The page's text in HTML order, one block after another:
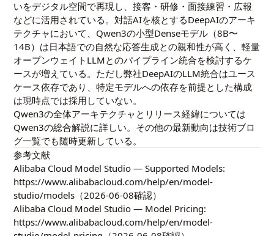
いをデジタル空間で再現し、接客・研修・面接練習・広報
などに活用されている。対話AIを核とするDeepAIのアーキ
テクチャにおいて、Qwen3の小型Denseモデル（8B〜
14B）は日本語での自然な応答生成との親和性が高く、軽量
オープンウェイトLLMとのパイプライン統合を検討するケ
ースが増えている。ただし弊社DeepAIのLLM統合はユース
ケース依存であり、特定モデルへの依存を前提とした構成
は現時点では採用していない。
Qwen3の全体アーキテクチャとリリース経緯については
Qwen3の総合解説に詳しい。その他の最新動向は技術ブロ
グ一覧でも随時更新している。
参考文献
Alibaba Cloud Model Studio — Supported Models:
https://www.alibabacloud.com/help/en/model-
studio/models （2026-06-08確認）
Alibaba Cloud Model Studio — Model Pricing:
https://www.alibabacloud.com/help/en/model-